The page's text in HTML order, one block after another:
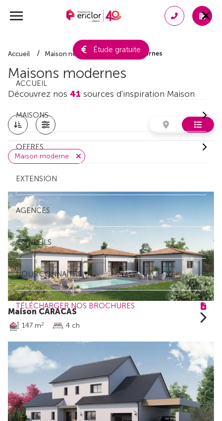
Étude gratuite
ACCUEIL
MAISONS
OFFRES
EXTENSION
AGENCES
CONSEILS
NOUS CONNAÎTRE
TÉLÉCHARGER NOS BROCHURES
Accueil Maison neuve Maisons modernes
Maisons modernes
Découvrez nos 41 sources d'inspiration Maison
Maison moderne
Maison CARACAS
147 m2 4 ch